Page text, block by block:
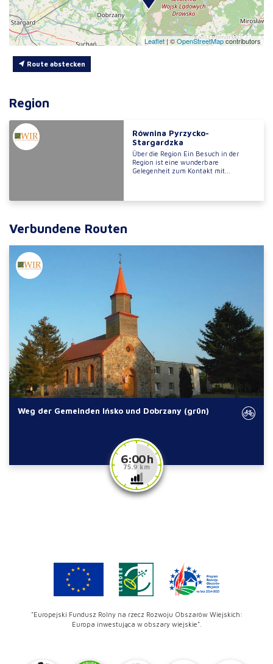
Leaflet|©OpenStreetMapcontributors
Route abstecken
Region
Równina Pyrzycko-
Stargardzka
Über die Region Ein Besuch in der
Region ist eine wunderbare
Gelegenheit zum Kontakt mit...
Verbundene Routen
Weg der Gemeinden Ińsko und Dobrzany (grün)
6:00 h
75.9 km
"Europejski Fundusz Rolny na rzecz Rozwoju Obszarów Wiejskich:
Europa inwestująca w obszary wiejskie".